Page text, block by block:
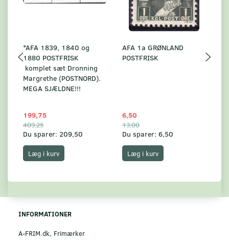
*AFA 1839, 1840 og
1880 POSTFRISK
komplet sæt Dronning
Margrethe (POSTNORD).
MEGA SJÆLDNE!!!
199,75
409,25
Du sparer: 209,50
Læg i kurv
AFA 1a GRØNLAND
POSTFRISK
6,50
13,00
Du sparer: 6,50
Læg i kurv
INFORMATIONER
A-FRIM.dk, Frimærker